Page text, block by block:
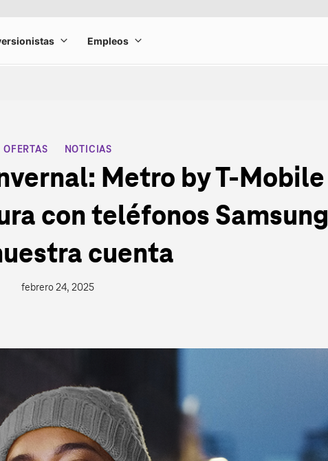
OFERTAS NOTICIAS
Metro by T‑Mobile
con teléfonos Samsung
cuenta
febrero 24, 2025